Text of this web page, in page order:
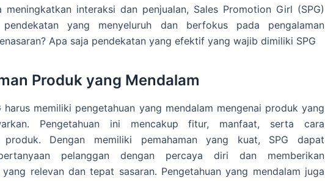
meningkatkan interaksi dan penjualan, Sales Promotion Girl (SPG)
pendekatan yang menyeluruh dan berfokus pada pengalaman
Apa saja pendekatan yang efektif yang wajib dimiliki SPG
Produk yang Mendalam
harus memiliki pengetahuan yang mendalam mengenai produk yang
Pengetahuan ini mencakup fitur, manfaat, serta cara
produk. Dengan memiliki pemahaman yang kuat, SPG dapat
pelanggan dengan percaya diri dan memberikan
yang relevan dan tepat sasaran. Pengetahuan yang mendalam juga